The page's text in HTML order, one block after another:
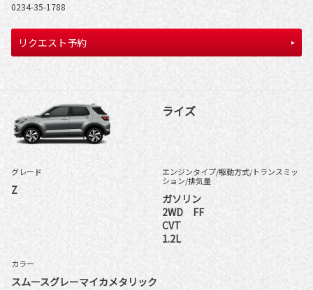
0234-35-1788
リクエスト予約
ライズ
グレード
Z
エンジンタイプ/駆動方式/トランスミッ
ション/排気量
ガソリン
2WD FF
CVT
1.2L
カラー
スムースグレーマイカメタリック